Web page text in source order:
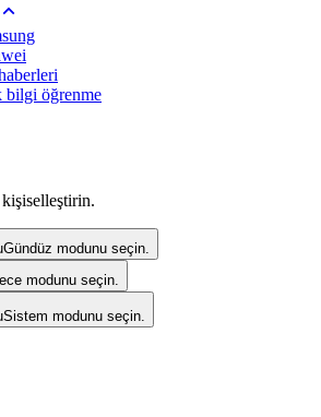
bilgi öğrenme
Gündüz modunu seçin.
modunu seçin.
Sistem modunu seçin.